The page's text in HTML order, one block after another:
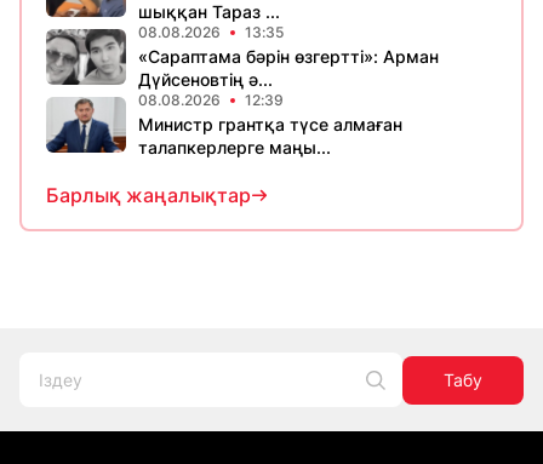
шыққан Тараз ...
08.08.2026 13:35
«Сараптама бәрін өзгертті»: Арман
Дүйсеновтің ә...
08.08.2026 12:39
Министр грантқа түсе алмаған
талапкерлерге маңы...
Барлық жаңалықтар
Табу